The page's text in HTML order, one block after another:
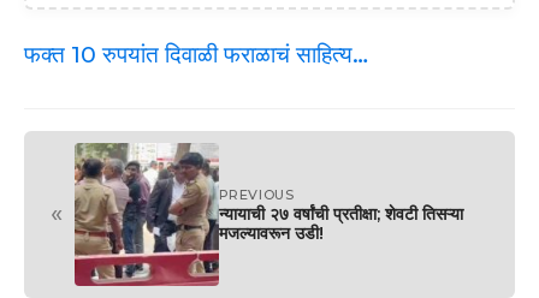
फक्त 10 रुपयांत दिवाळी फराळाचं साहित्य…
«
PREVIOUS
न्यायाची २७ वर्षांची प्रतीक्षा; शेवटी तिसऱ्या
मजल्यावरून उडी!